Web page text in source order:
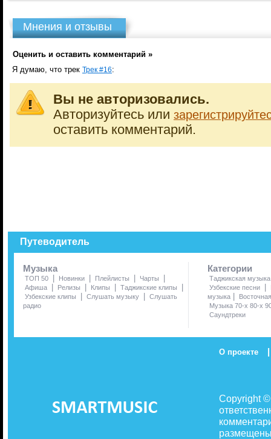
Мнения и отзывы
Оценить и оставить комментарий »
Я думаю, что трек Трек #16:
Вы не авторизовались.
Авторизуйтесь или
оставить комментарий.
Путеводитель
Музыка
ТОП 50 | Новинки | Плейлисты | Чарты |
Афиша | Релизы | Клипы | Таджикские клипы |
Узбекские клипы | Слушать музыку | Слушать
радио
Категории
Таджикская музыка
Узбекские песни
|
музыка |
Музыка 70-х 80-х
Саундтреки
О проекте |
Copyright
размещены